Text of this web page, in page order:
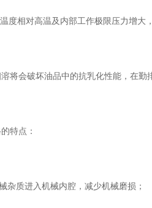
度相对高温及内部工作极限压力增大
将会破坏油品中的抗乳化性能，在勤
特点：
杂质进入机械内腔，减少机械磨损；